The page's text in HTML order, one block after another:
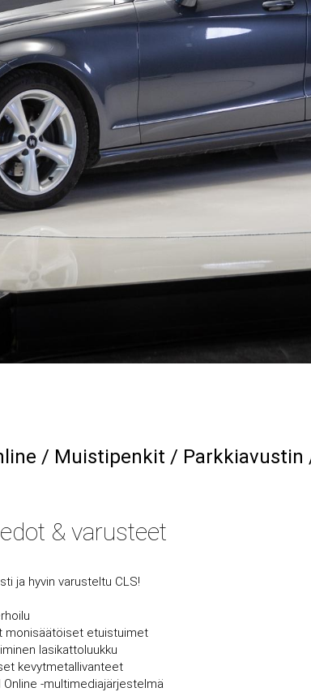
/ Muistipenkit / Parkkiavustin
& varusteet
ja hyvin varusteltu CLS!
monisäätöiset etuistuimet
lasikattoluukku
kevytmetallivanteet
-multimediajärjestelmä